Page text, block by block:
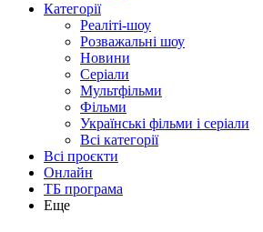
Категорії
Реаліті-шоу
Розважальні шоу
Новини
Серіали
Мультфільми
Фільми
Українські фільми і серіали
Всі категорії
Всі проєкти
Онлайн
ТБ програма
Еще